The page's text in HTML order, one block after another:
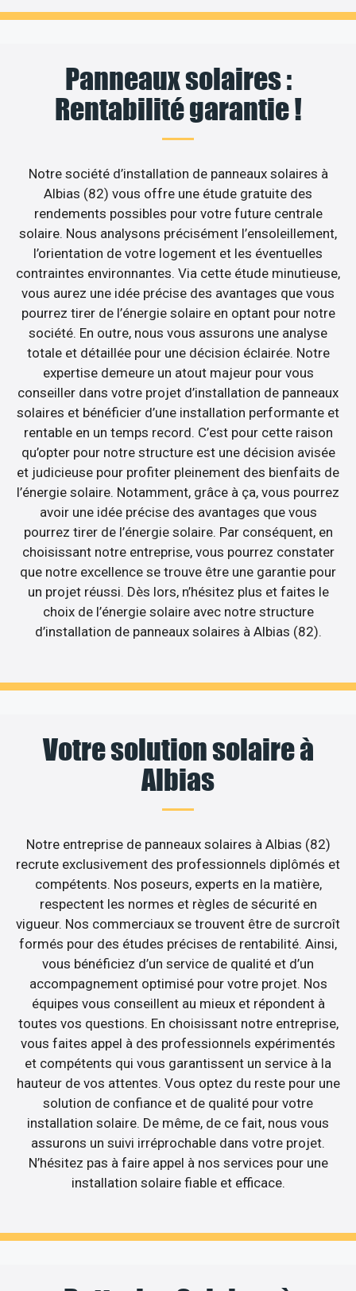
Panneaux solaires :
Rentabilité garantie !
Notre société d’installation de panneaux solaires à
Albias (82) vous offre une étude gratuite des
rendements possibles pour votre future centrale
solaire. Nous analysons précisément l’ensoleillement,
l’orientation de votre logement et les éventuelles
contraintes environnantes. Via cette étude minutieuse,
vous aurez une idée précise des avantages que vous
pourrez tirer de l’énergie solaire en optant pour notre
société. En outre, nous vous assurons une analyse
totale et détaillée pour une décision éclairée. Notre
expertise demeure un atout majeur pour vous
conseiller dans votre projet d’installation de panneaux
solaires et bénéficier d’une installation performante et
rentable en un temps record. C’est pour cette raison
qu’opter pour notre structure est une décision avisée
et judicieuse pour profiter pleinement des bienfaits de
l’énergie solaire. Notamment, grâce à ça, vous pourrez
avoir une idée précise des avantages que vous
pourrez tirer de l’énergie solaire. Par conséquent, en
choisissant notre entreprise, vous pourrez constater
que notre excellence se trouve être une garantie pour
un projet réussi. Dès lors, n’hésitez plus et faites le
choix de l’énergie solaire avec notre structure
d’installation de panneaux solaires à Albias (82).
Votre solution solaire à
Albias
Notre entreprise de panneaux solaires à Albias (82)
recrute exclusivement des professionnels diplômés et
compétents. Nos poseurs, experts en la matière,
respectent les normes et règles de sécurité en
vigueur. Nos commerciaux se trouvent être de surcroît
formés pour des études précises de rentabilité. Ainsi,
vous bénéficiez d’un service de qualité et d’un
accompagnement optimisé pour votre projet. Nos
équipes vous conseillent au mieux et répondent à
toutes vos questions. En choisissant notre entreprise,
vous faites appel à des professionnels expérimentés
et compétents qui vous garantissent un service à la
hauteur de vos attentes. Vous optez du reste pour une
solution de confiance et de qualité pour votre
installation solaire. De même, de ce fait, nous vous
assurons un suivi irréprochable dans votre projet.
N’hésitez pas à faire appel à nos services pour une
installation solaire fiable et efficace.